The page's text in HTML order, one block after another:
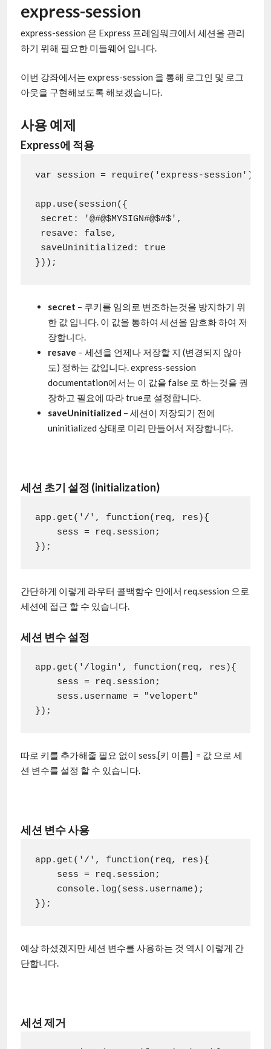
express-session
express-session 은 Express 프레임워크에서 세션을 관리
하기 위해 필요한 미들웨어 입니다.
이번 강좌에서는 express-session 을 통해 로그인 및 로그
아웃을 구현해보도록 해보겠습니다.
사용 예제
Express에 적용
var session = require('express-session');
app.use(session({
secret: '@#@$MYSIGN#@$#$',
resave: false,
saveUninitialized: true
}));
secret – 쿠키를 임의로 변조하는것을 방지하기 위
한 값 입니다. 이 값을 통하여 세션을 암호화 하여 저
장합니다.
resave – 세션을 언제나 저장할 지 (변경되지 않아
도) 정하는 값입니다. express-session
documentation에서는 이 값을 false 로 하는것을 권
장하고 필요에 따라 true로 설정합니다.
saveUninitialized – 세션이 저장되기 전에
uninitialized 상태로 미리 만들어서 저장합니다.
세션 초기 설정 (initialization)
app.get('/', function(req, res){
    sess = req.session;
});
간단하게 이렇게 라우터 콜백함수 안에서 req.session 으로
세션에 접근 할 수 있습니다.
세션 변수 설정
app.get('/login', function(req, res){
    sess = req.session;
    sess.username = "velopert"
따로 키를 추가해줄 필요 없이 sess.[키 이름] = 값 으로 세
션 변수를 설정 할 수 있습니다.
세션 변수 사용
app.get('/', function(req, res){
    sess = req.session;
    console.log(sess.username);
});
예상 하셨겠지만 세션 변수를 사용하는 것 역시 이렇게 간
단합니다.
세션 제거